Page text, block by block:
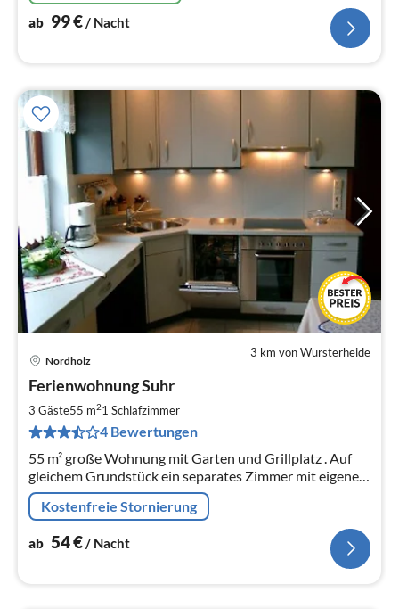
ab 99€/ Nacht
3 km von Wursterheide
Nordholz
Ferienwohnung Suhr
3 Gäste55 m21 Schlafzimmer
4 Bewertungen
55 m² große Wohnung mit Garten und Grillplatz . Auf
gleichem Grundstück ein separates Zimmer mit eigenem
Bad und kleiner Küchenzeile für 2 Personen.
Kostenfreie Stornierung
ab 54€/ Nacht